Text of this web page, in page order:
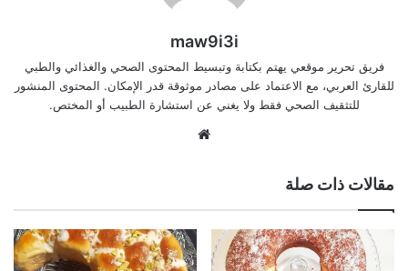
maw9i3i
فريق تحرير موقعي يهتم بكتابة وتبسيط المحتوى الصحي والغذائي والطبي
للقارئ العربي، مع الاعتماد على مصادر موثوقة قدر الإمكان. المحتوى المنشور
للتثقيف الصحي فقط ولا يغني عن استشارة الطبيب أو المختص.
مقالات ذات صلة